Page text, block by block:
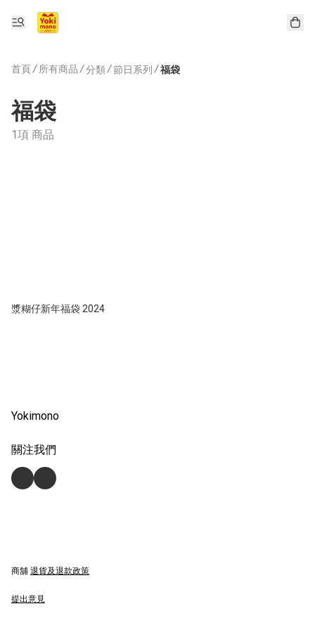
首頁/ 所有商品 /分類/節日系列 /福袋
福袋
1項 商品
漿糊仔新年福袋 2024
Yokimono
關注我們
商舖 退貨及退款政策
提出意見